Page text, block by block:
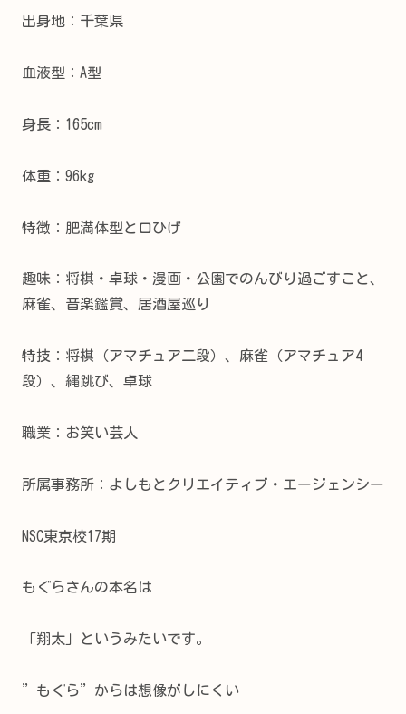
出身地：千葉県
血液型：A型
身長：165cm
体重：96kg
特徴：肥満体型と口ひげ
趣味：将棋・卓球・漫画・公園でのんびり過ごすこと、
麻雀、音楽鑑賞、居酒屋巡り
特技：将棋（アマチュア二段）、麻雀（アマチュア4
段）、縄跳び、卓球
職業：お笑い芸人
所属事務所：よしもとクリエイティブ・エージェンシー
NSC東京校17期
もぐらさんの本名は
「翔太」というみたいです。
”もぐら”からは想像がしにくい